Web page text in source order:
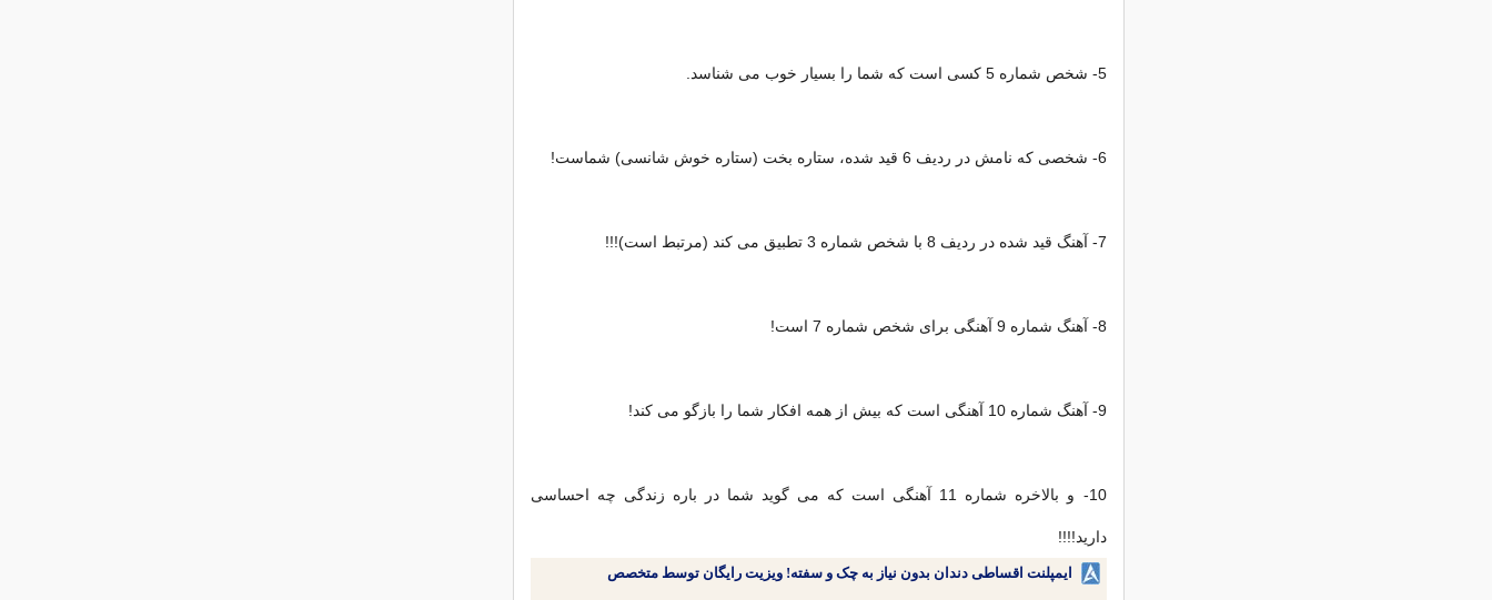
5- شخص شماره 5 كسی است كه شما را بسیار خوب می شناسد.
6- شخصی كه نامش در ردیف 6 قید شده، ستاره بخت (ستاره خوش شانسی) شماست!
7- آهنگ قید شده در ردیف 8 با شخص شماره 3 تطبیق می كند (مرتبط است)!!!
8- آهنگ شماره 9 آهنگی برای شخص شماره 7 است!
9- آهنگ شماره 10 آهنگی است كه بیش از همه افكار شما را بازگو می كند!
10- و بالاخره شماره 11 آهنگی است كه می گوید شما در باره زندگی چه احساسی
دارید!!!!
ایمپلنت اقساطی دندان بدون نیاز به چک و سفته! ویزیت رایگان توسط متخصص